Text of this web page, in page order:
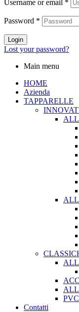
Username or email *
Password *
Login
Lost your password?
Main menu
HOME
Azienda
TAPPARELLE
PVC
Contatti